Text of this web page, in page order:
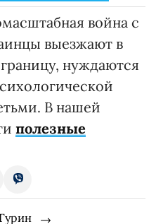
война с
выезжают в
нуждаются
В нашей
полезные